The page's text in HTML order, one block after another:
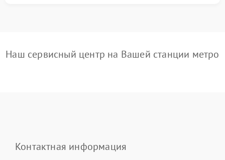
Наш сервисный центр на Вашей станции метро
Контактная информация